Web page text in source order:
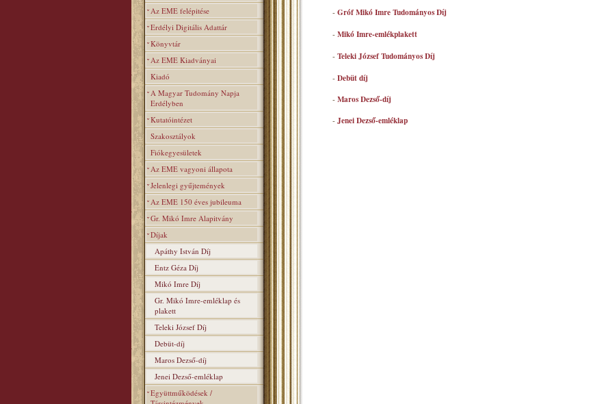
Az EME felépitése
Erdélyi Digitális Adattár
Könyvtár
Az EME Kiadványai
Kiadó
A Magyar Tudomány Napja
Erdélyben
Kutatóintézet
Szakosztályok
Fiókegyesületek
Az EME vagyoni állapota
Jelenlegi gyűjtemények
Az EME 150 éves jubileuma
Gr. Mikó Imre Alapitvány
Díjak
Apáthy István Díj
Entz Géza Díj
Mikó Imre Díj
Gr. Mikó Imre-emléklap és
plakett
Teleki József Díj
Debüt-díj
Maros Dezső-díj
Jenei Dezső-emléklap
Együttműködések /
- Gróf Mikó Imre Tudományos Díj
- Mikó Imre-emlékplakett
- Teleki József Tudományos Díj
- Debüt díj
- Maros Dezső-díj
- Jenei Dezső-emléklap